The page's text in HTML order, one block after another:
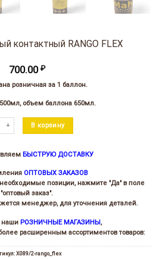
контактный RANGO FLEX
700.00 ₽
розничная за 1 баллон.
объем баллона 650мл.
товара Клей аэрозольный контактный RANGO
В корзину
БЫСТРУЮ ДОСТАВКУ
ОПТОВЫХ ЗАКАЗОВ
необходимые позиции, нажмите "Да" в поле
"оптовый заказ".
менеджер, для уточнения деталей.
наши РОЗНИЧНЫЕ МАГАЗИНЫ,
расширенным ассортиментов товаров:
Х089/2-rango_flex